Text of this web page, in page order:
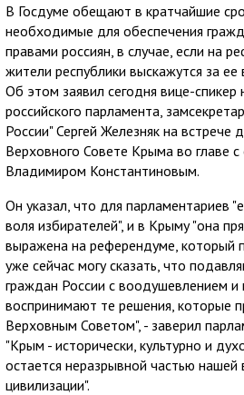
В Госдуме обещают в кратчайшие
необходимые для обеспечения
правами россиян, в случае, если на
жители республики выскажутся за
Об этом заявил сегодня вице-спикер
российского парламента,
России" Сергей Железняк на встрече
Верховного Совете Крыма во главе
Владимиром Константиновым.
Он указал, что для парламентариев
воля избирателей", и в Крыму "она
выражена на референдуме, который
уже сейчас могу сказать, что
граждан России с воодушевлением и
воспринимают те решения, которые
Верховным Советом", - заверил
"Крым - исторически, культурно и
остается неразрывной частью нашей
цивилизации".